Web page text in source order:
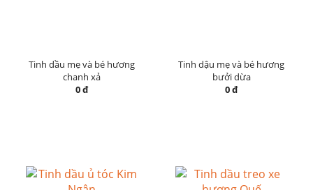
Tinh dầu mẹ và bé hương
chanh xả
0 đ
Tinh dậu mẹ và bé hương
bưởi dừa
0 đ